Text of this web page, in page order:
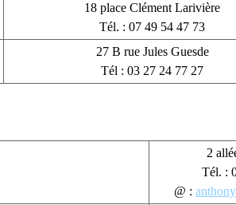
18 place Clément Larivière
Tél. : 07 49 54 47 73
27 B rue Jules Guesde
Tél : 03 27 24 77 27
2
Tél. :
@ :